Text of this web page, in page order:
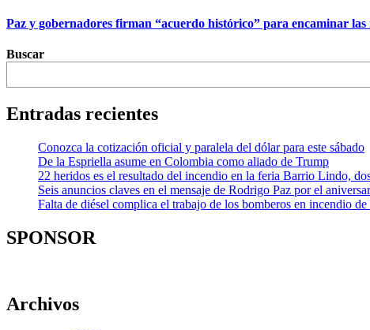
Paz y gobernadores firman “acuerdo histórico” para encaminar las
Buscar
Entradas recientes
Conozca la cotización oficial y paralela del dólar para este sábado
De la Espriella asume en Colombia como aliado de Trump
22 heridos es el resultado del incendio en la feria Barrio Lindo,
Seis anuncios claves en el mensaje de Rodrigo Paz por el
Falta de diésel complica el trabajo de los bomberos en incendio
SPONSOR
Archivos